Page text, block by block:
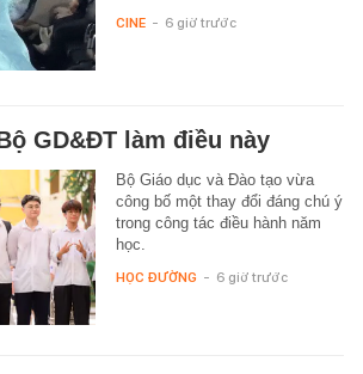
CINE - 6 giờ trước
GD&ĐT làm điều này
Bộ Giáo dục và Đào tạo vừa
công bố một thay đổi đáng chú ý
trong công tác điều hành năm
học.
HỌC ĐƯỜNG - 6 giờ trước